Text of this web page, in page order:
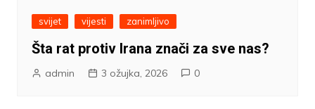
svijet vijesti zanimljivo
Šta rat protiv Irana znači za sve nas?
admin 3 ožujka, 2026 0